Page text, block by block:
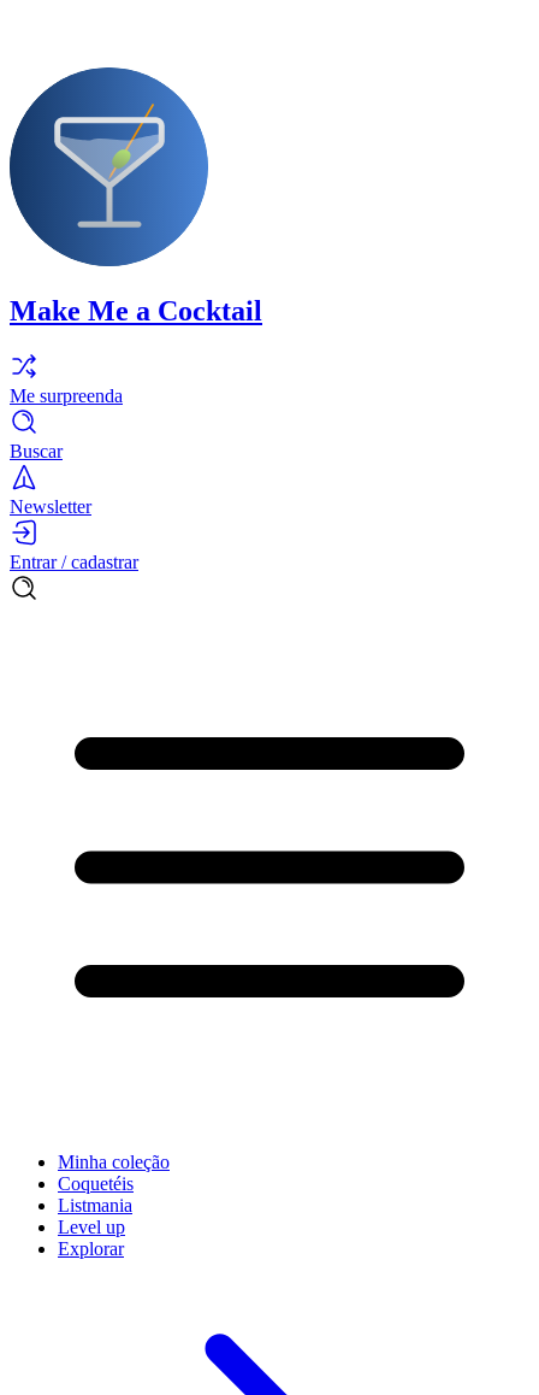
Make Me a Cocktail
Me surpreenda
Buscar
Newsletter
Entrar / cadastrar
Minha coleção
Coquetéis
Listmania
Level up
Explorar